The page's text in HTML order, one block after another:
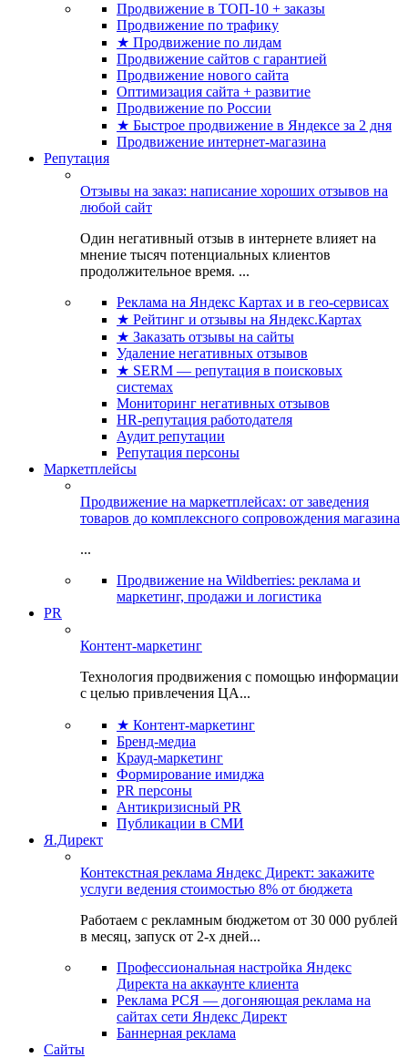
Продвижение в ТОП-10 + заказы
Продвижение по трафику
★ Продвижение по лидам
Продвижение сайтов с гарантией
Продвижение нового сайта
Оптимизация сайта + развитие
Продвижение по России
★ Быстрое продвижение в Яндексе за 2 дня
Продвижение интернет-магазина
Репутация
Отзывы на заказ: написание хороших отзывов на
любой сайт
Один негативный отзыв в интернете влияет на
мнение тысяч потенциальных клиентов
продолжительное время. ...
Реклама на Яндекс Картах и в гео-сервисах
★ Рейтинг и отзывы на Яндекс.Картах
★ Заказать отзывы на сайты
Удаление негативных отзывов
★ SERM — репутация в поисковых
системах
Мониторинг негативных отзывов
HR-репутация работодателя
Аудит репутации
Репутация персоны
Маркетплейсы
Продвижение на маркетплейсах: от заведения
товаров до комплексного сопровождения магазина
...
Продвижение на Wildberries: реклама и
маркетинг, продажи и логистика
PR
Контент-маркетинг
Технология продвижения с помощью информации
с целью привлечения ЦА...
★ Контент-маркетинг
Бренд-медиа
Крауд-маркетинг
Формирование имиджа
PR персоны
Антикризисный PR
Публикации в СМИ
Я.Директ
Контекстная реклама Яндекс Директ: закажите
услуги ведения стоимостью 8% от бюджета
Работаем с рекламным бюджетом от 30 000 рублей
в месяц, запуск от 2-х дней...
Профессиональная настройка Яндекс
Директа на аккаунте клиента
Реклама РСЯ — догоняющая реклама на
сайтах сети Яндекс Директ
Баннерная реклама
Сайты